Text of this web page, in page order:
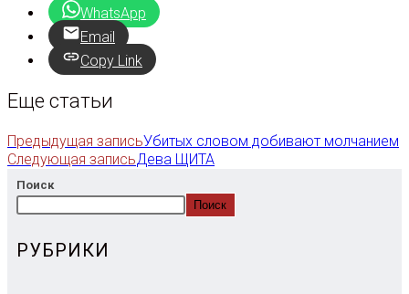
WhatsApp
Email
Copy Link
Еще статьи
Предыдущая записьУбитых словом добивают молчанием
Следующая записьДева ЩИТА
Поиск
Поиск
РУБРИКИ